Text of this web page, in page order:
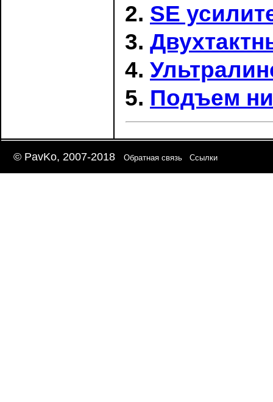
SE
Подъем
© PavKo, 2007-2018 Обратная связь Ссылки